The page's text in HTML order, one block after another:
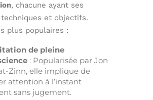
, chacune ayant ses
et objectifs.
plus populaires :
de pleine
: Popularisée par Jon
Zinn, elle implique de
attention à l’instant
sans jugement.